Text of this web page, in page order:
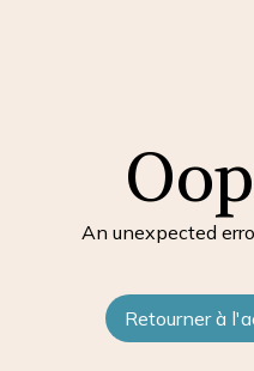
An unexpected
Retourner à